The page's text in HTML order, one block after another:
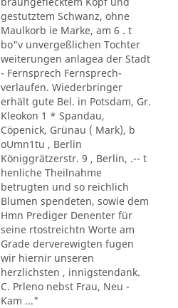
gestutztem Schwanz, ohne
Maulkorb ie Marke, am 6 . t
bo"v unvergeßlichen Tochter
weiterungen anlagea der Stadt
- Fernsprech Fernsprech-
verlaufen. Wiederbringer
erhält gute Bel. in Potsdam, Gr.
Kleokon 1 * Spandau,
Cöpenick, Grünau ( Mark), b
oUmn1tu , Berlin
Königgrätzerstr. 9 , Berlin, .-- t
henliche Theilnahme
betrugten und so reichlich
Blumen spendeten, sowie dem
Hmn Prediger Denenter für
seine rtostreichtn Worte am
Grade derverewigten fugen
wir hiernir unseren
herzlichsten , innigstendank.
C. Prleno nebst Frau, Neu -
Kam ..."